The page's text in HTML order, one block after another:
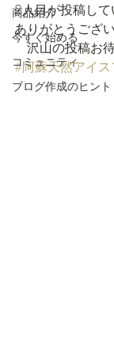
商品紹介
今すぐ始める
コミュニティ
ブログ作成のヒント
2人目が投稿して
ありがとうござ
沢山の投稿お待
#阿蘇天然アイス